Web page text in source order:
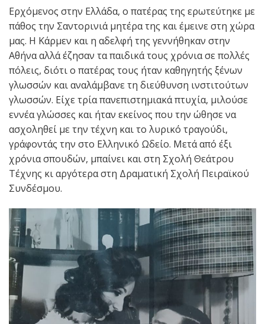
Ερχόμενος στην Ελλάδα, ο πατέρας της ερωτεύτηκε με
πάθος την Σαντορινιά μητέρα της και έμεινε στη χώρα
μας. Η Κάρμεν και η αδελφή της γεννήθηκαν στην
Αθήνα αλλά έζησαν τα παιδικά τους χρόνια σε πολλές
πόλεις, διότι ο πατέρας τους ήταν καθηγητής ξένων
γλωσσών και αναλάμβανε τη διεύθυνση ινστιτούτων
γλωσσών. Είχε τρία πανεπιστημιακά πτυχία, μιλούσε
εννέα γλώσσες και ήταν εκείνος που την ώθησε να
ασχοληθεί με την τέχνη και το λυρικό τραγούδι,
γράφοντάς την στο Ελληνικό Ωδείο. Μετά από έξι
χρόνια σπουδών, μπαίνει και στη Σχολή Θεάτρου
Τέχνης κι αργότερα στη Δραματική Σχολή Πειραϊκού
Συνδέσμου.